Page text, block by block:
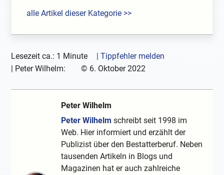
alle Artikel dieser Kategorie >>
Lesezeit ca.: 1 Minute
| Tippfehler melden
| Peter Wilhelm: © 6. Oktober 2022
Peter Wilhelm
Peter Wilhelm schreibt seit 1998 im
Web. Hier informiert und erzählt der
Publizist über den Bestatterberuf. Neben
tausenden Artikeln in Blogs und
Magazinen hat er auch zahlreiche